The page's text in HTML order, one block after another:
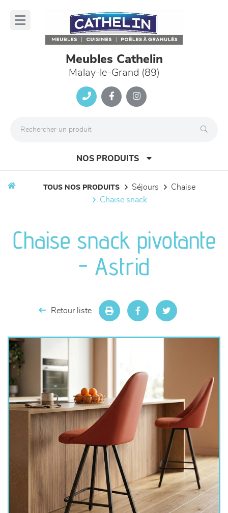
Meubles Cathelin
Malay-le-Grand (89)
NOS PRODUITS
séjours
meubles de complément
décoration
TOUS NOS PRODUITS séjours
chaise
chaise snack
Chaise snack pivotante
- Astrid
Retour liste